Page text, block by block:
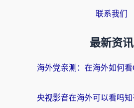
联系我们
最新资讯